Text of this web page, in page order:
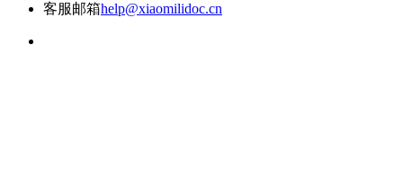
客服邮箱help@xiaomilidoc.cn